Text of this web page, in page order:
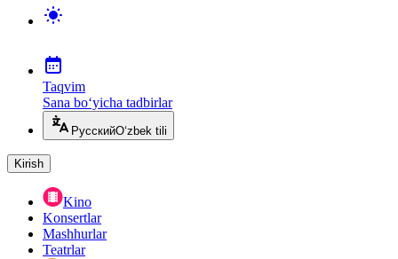
Taqvim
Sana bo‘yicha tadbirlar
РусскийO‘zbek tili
Kirish
Kino
Konsertlar
Mashhurlar
Teatrlar